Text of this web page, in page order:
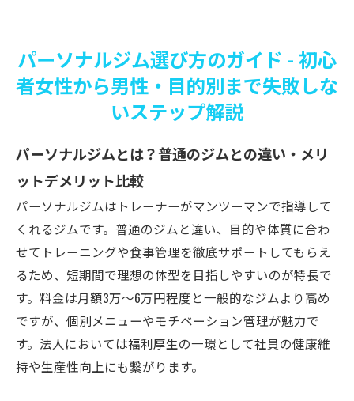
パーソナルジム選び方のガイド - 初心
者女性から男性・目的別まで失敗しな
いステップ解説
パーソナルジムとは？普通のジムとの違い・メリ
ットデメリット比較
パーソナルジムはトレーナーがマンツーマンで指導して
くれるジムです。普通のジムと違い、目的や体質に合わ
せてトレーニングや食事管理を徹底サポートしてもらえ
るため、短期間で理想の体型を目指しやすいのが特長で
す。料金は月額3万～6万円程度と一般的なジムより高め
ですが、個別メニューやモチベーション管理が魅力で
す。法人においては福利厚生の一環として社員の健康維
持や生産性向上にも繋がります。